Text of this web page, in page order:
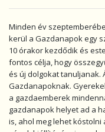
Minden év
kerül a Gazdanapok egy
10 órakor kezdődik és
fontos célja, hogy
és új dolgokat tanuljanak.
Gazdanapoknak.
a gazdaemberek
gazdanapok helyet ad a
is, ahol meg lehet